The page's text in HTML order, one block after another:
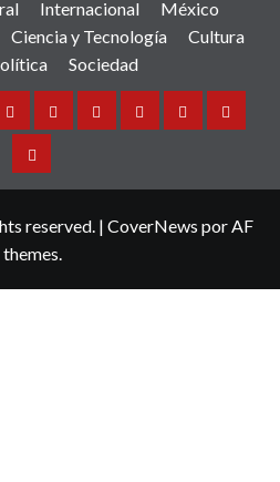
Internacional
México
Ciencia y Tecnología
Cultura
Sociedad
AnálisisUniversidades
CienciaCulturaSalud Política
Sociedad
reserved. | CoverNews por AF
themes.